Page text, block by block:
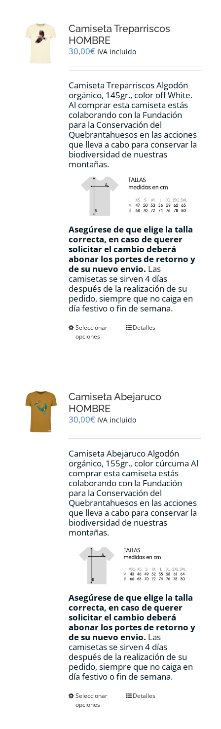
se
elegir
la
de
producto
Camiseta Treparriscos
HOMBRE
30,00€ IVA incluido
Camiseta Treparriscos Algodón
orgánico, 145gr., color off White.
Al comprar esta camiseta estás
colaborando con la Fundación
para la Conservación del
Quebrantahuesos en las acciones
que lleva a cabo para conservar la
biodiversidad de nuestras
montañas.
Asegúrese de que elige la talla
correcta, en caso de querer
solicitar el cambio deberá
abonar los portes de retorno y
de su nuevo envio. Las
camisetas se sirven 4 días
después de la realización de su
pedido, siempre que no caiga en
día festivo o fin de semana.
Seleccionar
opciones
Este
se
elegir
la
de
producto
Detalles
Camiseta Abejaruco
HOMBRE
30,00€ IVA incluido
Camiseta Abejaruco Algodón
orgánico, 155gr., color cúrcuma Al
comprar esta camiseta estás
colaborando con la Fundación
para la Conservación del
Quebrantahuesos en las acciones
que lleva a cabo para conservar la
biodiversidad de nuestras
montañas.
Asegúrese de que elige la talla
correcta, en caso de querer
solicitar el cambio deberá
abonar los portes de retorno y
de su nuevo envio. Las
camisetas se sirven 4 días
después de la realización de su
pedido, siempre que no caiga en
día festivo o fin de semana.
Seleccionar
opciones
EsteDetalles